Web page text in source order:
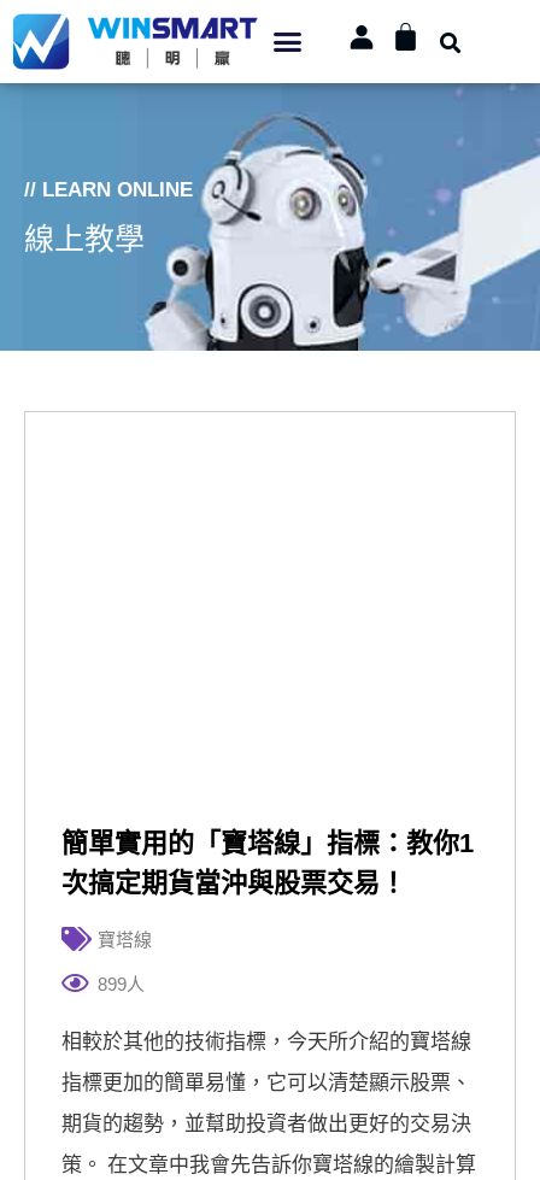
// LEARN ONLINE
線上教學
簡單實用的「寶塔線」指標：教你1
次搞定期貨當沖與股票交易！
寶塔線
899人
相較於其他的技術指標，今天所介紹的寶塔線
指標更加的簡單易懂，它可以清楚顯示股票、
期貨的趨勢，並幫助投資者做出更好的交易決
策。 在文章中我會先告訴你寶塔線的繪製計算